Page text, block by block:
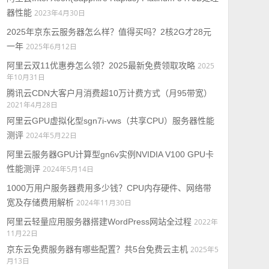
器性能 2023年4月30日
2025年京东云服务器怎么样？值得买吗？2核2G才28元
一年 2025年6月12日
阿里云双11优惠券怎么领？2025最新免费领取攻略 2025
年10月31日
腾讯云CDN大客户月消费超10万计费方式（月95带宽）
2021年4月28日
阿里云GPU虚拟化型sgn7i-vws（共享CPU）服务器性能
测评 2024年5月22日
阿里云服务器GPU计算型gn6v实例NVIDIA V100 GPU卡
性能测评 2024年5月14日
1000万用户服务器费用多少钱？CPU内存硬件、网络带
宽及存储费用解析 2024年11月30日
阿里云轻量应用服务器搭建WordPress网站全过程 2022年
11月22日
京东云免费服务器有哪些配置？共5台免费云主机 2025年5
月13日